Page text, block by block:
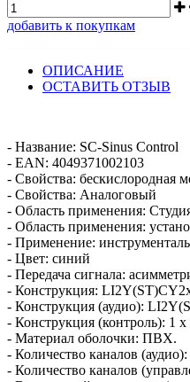
добавить к покупкам
ОПИСАНИЕ
ОСТАВИТЬ ОТЗЫВ
- Название: SC-Sinus Control
- EAN: 4049371002103
- Свойства: бескислородная
- Свойства: Аналоговый
- Область применения:
- Область применения:
- Применение:
- Цвет: синий
- Передача сигнала:
- Конструкция:
- Конструкция (аудио):
- Конструкция (контроль): 1
- Материал оболочки: ПВХ.
- Количество каналов (аудио):
- Количество каналов